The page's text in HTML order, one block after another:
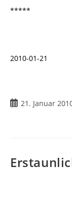
*****
2010-01-21
Beitrag
21. Januar